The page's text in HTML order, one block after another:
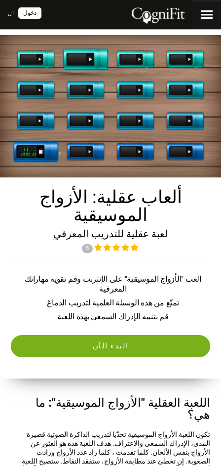
ال دخول
ألعاب عقلية: الأزواج
الموسيقية
لعبة عقلية للتدريب المعرفي
5
العب "الأزواج الموسيقية" على الإنترنت وقم تقوية مهاراتك
المعرفية
تمتّع من هذه الوسيلة العلمية لتدريب الدماغ
قم بتنبيه الإدراك السمعي بهذه اللعبة
البدء الآن
اللعبة العقلية "الأزواج الموسيقية": ما
هي؟
تكون اللعبة الأزواج الموسيقية تحدّيا لتدريب الذاكرة الصوتية قصيرة
المدى، الإدراك السمعي والاعتراف. هدف اللعبة هذه هو العثور عن
الأزواج بنفس الألحان. كلما تقدمت ، كلما زاد عدد الأزواج وزادت
الصعوبة. إن تخطئ عند مطابقة الأزواج، ستفقد النقاط. ستصبح اللعبة